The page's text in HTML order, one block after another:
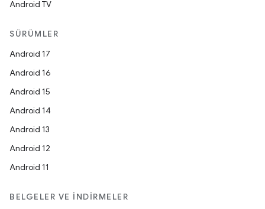
Android TV
SÜRÜMLER
Android 17
Android 16
Android 15
Android 14
Android 13
Android 12
Android 11
BELGELER VE İNDIRMELER